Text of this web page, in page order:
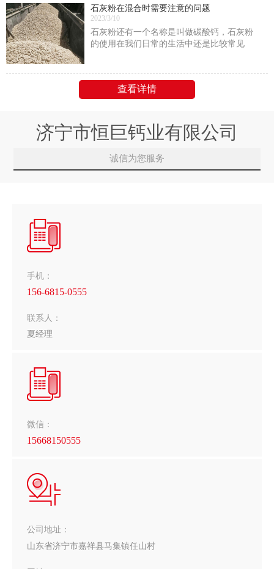
石灰粉在混合时需要注意的问题
2023/3/10
石灰粉还有一个名称是叫做碳酸钙，石灰粉
的使用在我们日常的生活中还是比较常见
查看详情
济宁市恒巨钙业有限公司
诚信为您服务
手机：
156-6815-0555
联系人：
夏经理
微信：
15668150555
公司地址：
山东省济宁市嘉祥县马集镇任山村